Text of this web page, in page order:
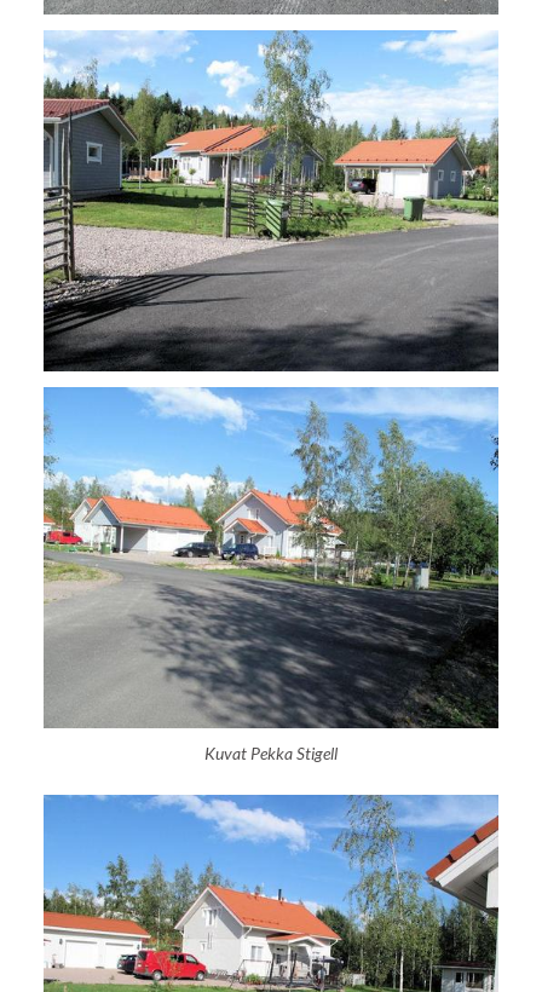
Kuvat Pekka Stigell